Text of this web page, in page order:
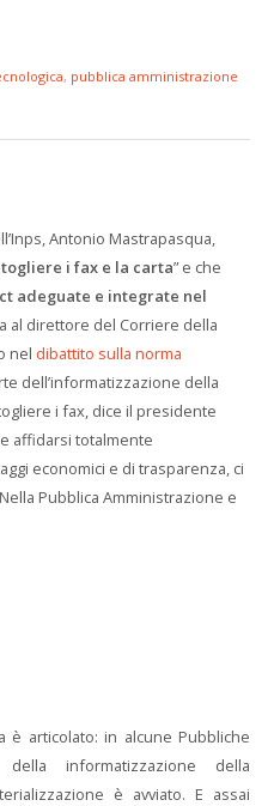
, pubblica amministrazione
Antonio Mastrapasqua,
i fax e la carta” e che
adeguate e integrate nel
al direttore del Corriere della
nel dibattito sulla norma
dell’informatizzazione della
i fax, dice il presidente
e affidarsi totalmente
economici e di trasparenza, ci
Pubblica Amministrazione e
è articolato: in alcune Pubbliche
informatizzazione della
è avviato. E assai